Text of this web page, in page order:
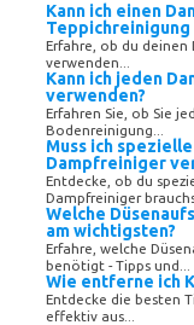
Kann ich einen
Teppichreinigung
Erfahre, ob du
verwenden...
Kann ich jeden
verwenden?
Erfahren Sie, ob Sie
Bodenreinigung...
Muss ich
Dampfreiniger
Entdecke, ob du
Dampfreiniger
Welche
am wichtigsten?
Erfahre, welche
benötigt - Tipps und...
Wie entferne ich
Entdecke die besten
effektiv aus...